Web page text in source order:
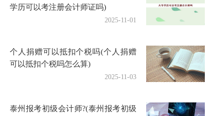
学历可以考注册会计师证吗)
2025-11-01
个人捐赠可以抵扣个税吗(个人捐赠
可以抵扣个税吗怎么算)
2025-11-03
泰州报考初级会计师?(泰州报考初级